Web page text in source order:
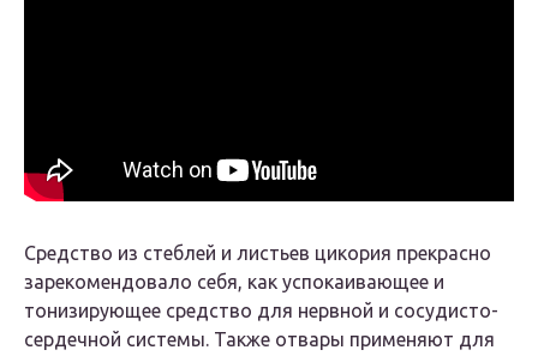
Средство из стеблей и листьев цикория прекрасно
зарекомендовало себя, как успокаивающее и
тонизирующее средство для нервной и сосудисто-
сердечной системы. Также отвары применяют для